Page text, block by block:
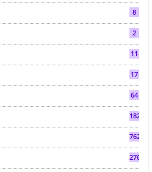
8
2
11
17
64
182
7624
2763